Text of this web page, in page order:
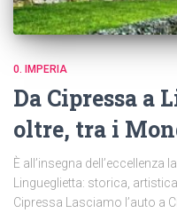
0. IMPERIA
Da Cipressa a
oltre, tra i
È all’insegna dell’eccellenza
Lingueglietta: storica,
Cipressa Lasciamo l’auto a